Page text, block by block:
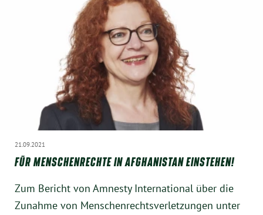
21.09.2021
FÜR MENSCHENRECHTE IN AFGHANISTAN EINSTEHEN!
Zum Bericht von Amnesty International über die
Zunahme von Menschenrechtsverletzungen unter